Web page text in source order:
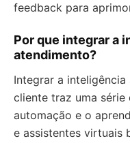
feedback para
Por que integrar a
atendimento?
Integrar a
cliente traz uma série
automação e o
e assistentes virtuais